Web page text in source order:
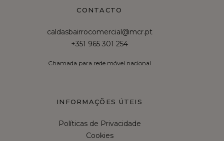
CONTACTO
caldasbairrocomercial@mcr.pt
+351 965 301 254
Chamada para rede móvel nacional
INFORMAÇÕES ÚTEIS
Políticas de Privacidade
Cookies